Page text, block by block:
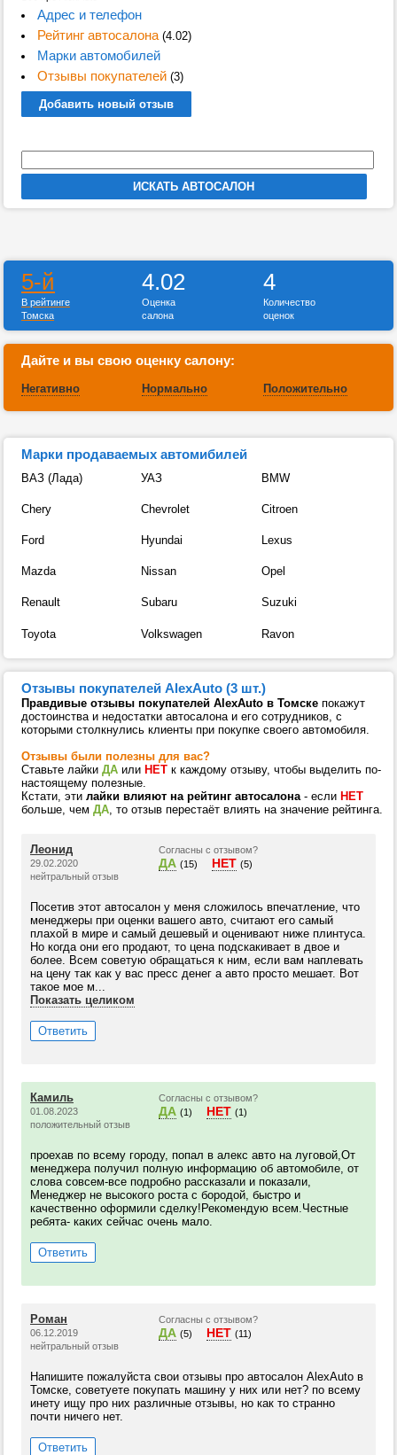
Адрес и телефон
Рейтинг автосалона(4.02)
Марки автомобилей
Отзывы покупателей(3)
Добавить новый отзыв
5-й
В рейтинге
Томска
4.02
Оценка
салона
4
Количество
оценок
Дайте и вы свою оценку салону:
Негативно Нормально Положительно
Марки продаваемых автомибилей
ВАЗ (Лада) УАЗ BMW
Chery Chevrolet Citroen
Ford Hyundai Lexus
Mazda Nissan Opel
Renault Subaru Suzuki
Toyota Volkswagen Ravon
Отзывы покупателей AlexAuto (3 шт.)
Правдивые отзывы покупателей AlexAuto в Томске покажут
достоинства и недостатки автосалона и его сотрудников, с
которыми столкнулись клиенты при покупке своего автомобиля.
Отзывы были полезны для вас?
Ставьте лайки ДА или НЕТ к каждому отзыву, чтобы выделить по-
настоящему полезные.
Кстати, эти лайки влияют на рейтинг автосалона- если НЕТ
больше, чем ДА, то отзыв перестаёт влиять на значение рейтинга.
Леонид
29.02.2020
нейтральный отзыв
Согласны с отзывом?
ДА (15) НЕТ (5)
Посетив этот автосалон у меня сложилось впечатление, что
менеджеры при оценки вашего авто, считают его самый
плахой в мире и самый дешевый и оценивают ниже плинтуса.
Но когда они его продают, то цена подскакивает в двое и
более. Всем советую обращаться к ним, если вам наплевать
на цену так как у вас пресс денег а авто просто мешает. Вот
такое мое м...
Показать целиком
Ответить
Камиль
01.08.2023
положительный отзыв
Согласны с отзывом?
ДА (1) НЕТ (1)
проехав по всему городу, попал в алекс авто на луговой,От
менеджера получил полную информацию об автомобиле, от
слова совсем-все подробно рассказали и показали,
Менеджер не высокого роста с бородой, быстро и
качественно оформили сделку!Рекомендую всем.Честные
ребята- каких сейчас очень мало.
Ответить
Роман
06.12.2019
нейтральный отзыв
Согласны с отзывом?
ДА (5) НЕТ (11)
Напишите пожалуйста свои отзывы про автосалон AlexAuto в
Томске, советуете покупать машину у них или нет? по всему
инету ищу про них различные отзывы, но как то странно
почти ничего нет.
Ответить